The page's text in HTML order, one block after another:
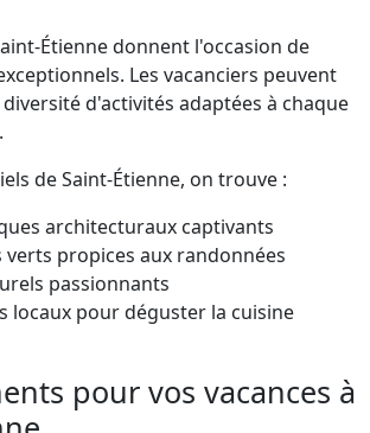
Étienne donnent l'occasion de
Les vacanciers peuvent
d'activités adaptées à chaque
de Saint-Étienne, on trouve :
architecturaux captivants
verts propices aux randonnées
passionnants
locaux pour déguster la cuisine
pour vos vacances à